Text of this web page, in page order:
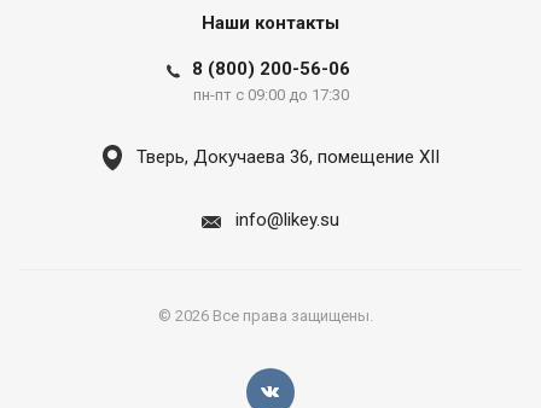
Наши контакты
8 (800) 200-56-06
пн-пт с 09:00 до 17:30
Тверь, Докучаева 36, помещение XII
info@likey.su
© 2026 Все права защищены.